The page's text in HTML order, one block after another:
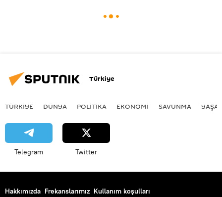
Türkiye
TÜRKIYE DÜNYA POLİTİKA EKONOMİ SAVUNMA
Telegram Twitter
Hakkımızda Frekanslarımız Kullanım koşulları